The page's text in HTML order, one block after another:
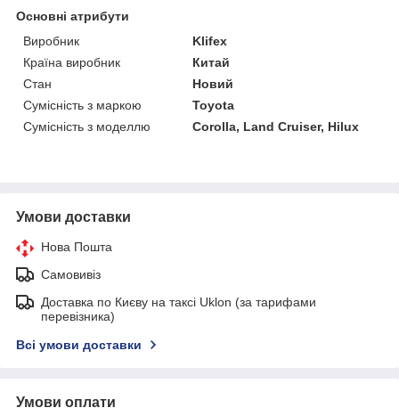
Основні атрибути
Виробник
Klifex
Країна виробник
Китай
Стан
Новий
Сумісність з маркою
Toyota
Сумісність з моделлю
Corolla, Land Cruiser, Hilux
Умови доставки
Нова Пошта
Самовивіз
Доставка по Києву на таксі Uklon (за тарифами
перевізника)
Всі умови доставки
Умови оплати